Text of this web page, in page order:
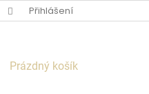
Přihlášení
NÁKUPNÍ
Prázdný košík